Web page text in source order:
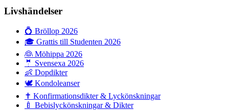
Livshändelser
💍 Bröllop 2026
🎓 Grattis till Studenten 2026
👰 Möhippa 2026
🤵 Svensexa 2026
👶 Dopdikter
🕊️ Kondoleanser
✝️ Konfirmationsdikter & Lyckönskningar
🍼 Bebislyckönskningar & Dikter